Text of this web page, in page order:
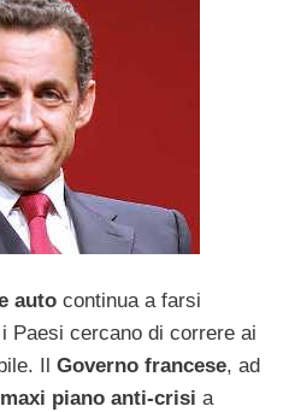
auto continua a farsi
Paesi cercano di correre ai
Il Governo francese, ad
maxi piano anti-crisi a